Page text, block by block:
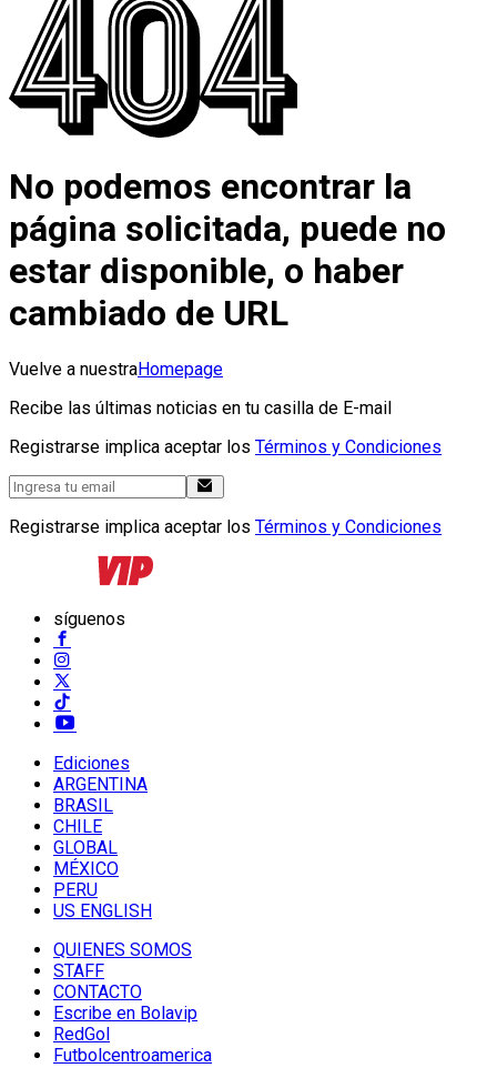
No podemos encontrar la
página solicitada, puede no
estar disponible, o haber
cambiado de URL
Vuelve a nuestraHomepage
Recibe las últimas noticias en tu casilla de E-mail
Registrarse implica aceptar los Términos y Condiciones
Registrarse implica aceptar los Términos y Condiciones
síguenos
Ediciones
ARGENTINA
BRASIL
CHILE
GLOBAL
MÉXICO
PERU
US ENGLISH
QUIENES SOMOS
STAFF
CONTACTO
Escribe en Bolavip
RedGol
Futbolcentroamerica